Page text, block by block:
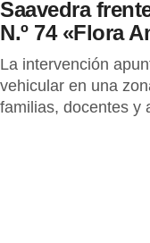
Saavedra
N.º 74 «Flora
La intervención
vehicular en una
familias, docentes y